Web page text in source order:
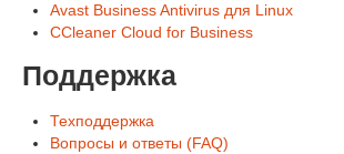
Avast Business Antivirus для Linux
CCleaner Cloud for Business
Поддержка
Техподдержка
Вопросы и ответы (FAQ)